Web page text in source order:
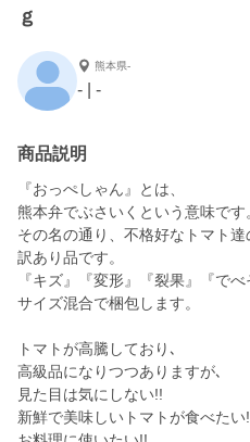
ｇ
熊本県-
- | -
商品説明
『おっぺしゃん』とは、
熊本弁でぶさいくという意味です
その名の通り、不格好なトマト達
訳あり品です。
『キズ』『変形』『裂果』『で
サイズ混合で梱包します。
トマトが高騰しており､
高級品になりつつありますが､
見た目は気にしない!!
新鮮で美味しいトマトが食べたい